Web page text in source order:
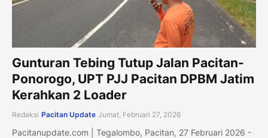
Gunturan Tebing Tutup Jalan Pacitan-
Ponorogo, UPT PJJ Pacitan DPBM Jatim
Kerahkan 2 Loader
Redaksi Pacitan Update Jumat, Februari 27, 2026
Pacitanupdate.com | Tegalombo, Pacitan, 27 Februari 2026 -